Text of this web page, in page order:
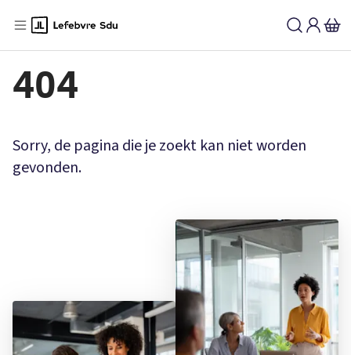
404
Sorry, de pagina die je zoekt kan niet worden
gevonden.